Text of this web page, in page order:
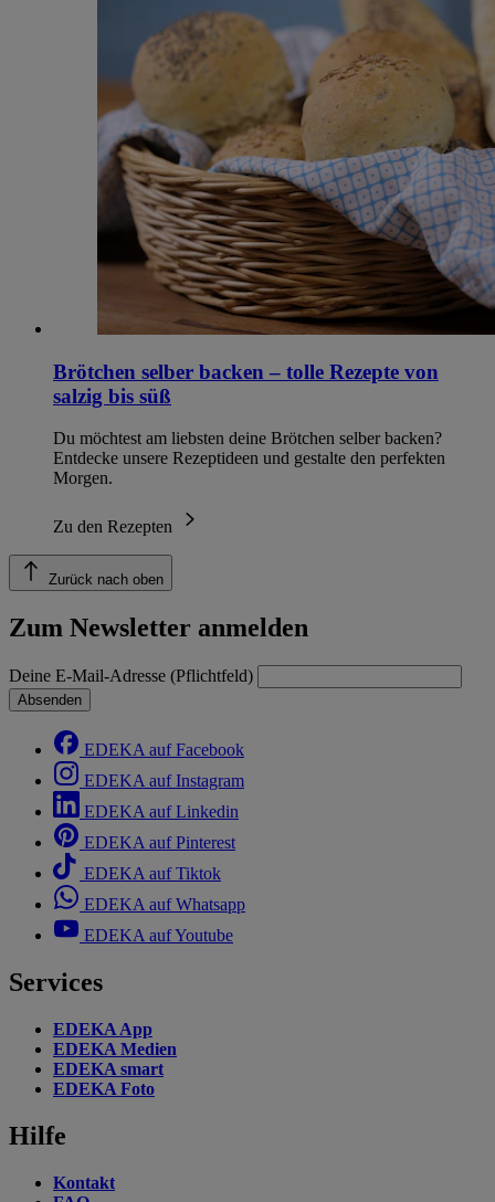
Brötchen selber backen – tolle Rezepte von
salzig bis süß
Du möchtest am liebsten deine Brötchen selber backen?
Entdecke unsere Rezeptideen und gestalte den perfekten
Morgen.
Zu den Rezepten
Zurück nach oben
Zum Newsletter anmelden
Deine E-Mail-Adresse (Pflichtfeld)
Absenden
EDEKA auf Facebook
EDEKA auf Instagram
EDEKA auf Linkedin
EDEKA auf Pinterest
EDEKA auf Tiktok
EDEKA auf Whatsapp
EDEKA auf Youtube
Services
EDEKA App
EDEKA Medien
EDEKA smart
EDEKA Foto
Hilfe
Kontakt